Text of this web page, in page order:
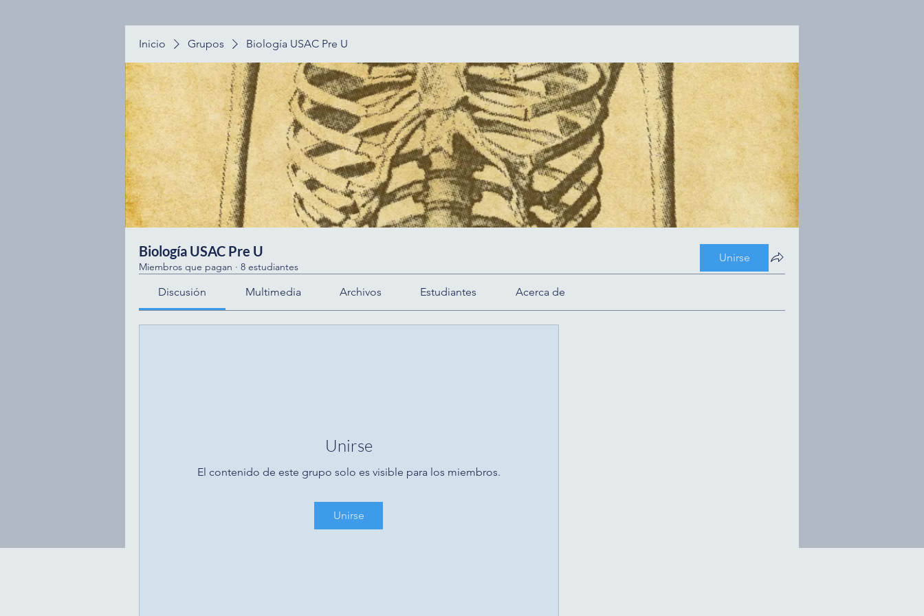
Inicio Grupos Biología USAC Pre U
Biología USAC Pre U
Miembros que pagan · 8 estudiantes
Unirse
Discusión Multimedia Archivos Estudiantes Acerca de
Unirse
El contenido de este grupo solo es visible para los miembros.
Unirse